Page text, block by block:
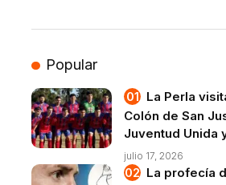
Popular
La Perla
Colón de San
Juventud Unida
julio 17, 2026
La profecía